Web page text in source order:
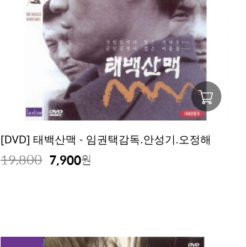
[DVD] 태백산맥 - 임권택감독.안성기.오정해
19,800 7,900원